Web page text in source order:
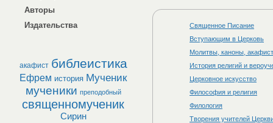
Авторы
Издательства
акафист библеистика
Ефрем история Мученик
мученики преподобный
священномученик
Сирин
Священное Писание
Вступающим в Церковь
Молитвы, каноны,
История религий и
Церковное искусство
Философия и религия
Филология
Творения учителей